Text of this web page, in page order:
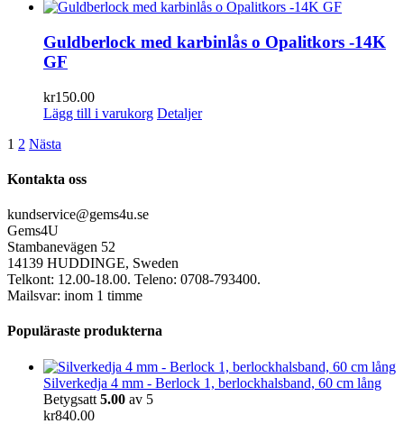
Guldberlock med karbinlås o Opalitkors -14K
GF
kr150.00
Lägg till i varukorg Detaljer
1 2 Nästa
Kontakta oss
kundservice@gems4u.se
Gems4U
Stambanevägen 52
14139 HUDDINGE, Sweden
Telkont: 12.00-18.00. Teleno: 0708-793400.
Mailsvar: inom 1 timme
Populäraste produkterna
Silverkedja 4 mm - Berlock 1, berlockhalsband, 60 cm lång
Betygsatt 5.00 av 5
kr840.00